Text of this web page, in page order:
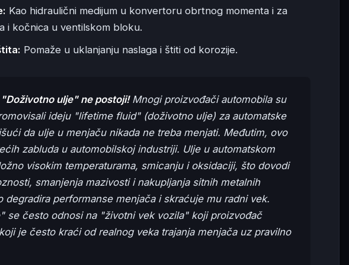
Kao hidraulični medijum u konvertoru obrtnog momenta i za
i kočnica u ventilskom bloku.
Pomaže u uklanjanju naslaga i štiti od korozije.
"Doživotno ulje" ne postoji!Mnogi proizvođači automobila su
ideju "lifetime fluid" (doživotno ulje) za automatske
da ulje u menjaču nikada ne treba menjati. Međutim, ovo
zabluda u automobilskoj industriji. Ulje u automatskom
visokim temperaturama, smicanju i oksidaciji, što dovodi
smanjenja mazivosti i nakupljanja sitnih metalnih
degradira performanse menjača i skraćuje mu radni vek.
se često odnosi na "životni vek vozila" koji proizvođač
je često kraći od realnog veka trajanja menjača uz pravilno